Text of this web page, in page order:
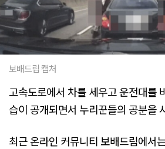
보배드림 캡처
고속도로에서 차를 세우고 운전대를
습이 공개되면서 누리꾼들의 공분을
최근 온라인 커뮤니티 보배드림에서